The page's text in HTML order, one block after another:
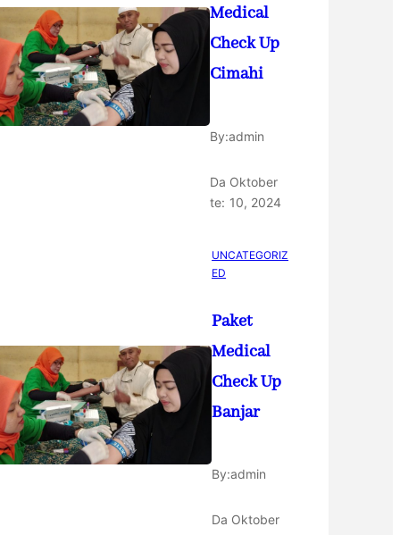
Medical
Check Up
Cimahi
By:admin
Da
te:
Oktober
10, 2024
UNCATEGORIZ
ED
Paket
Medical
Check Up
Banjar
By:admin
Da Oktober